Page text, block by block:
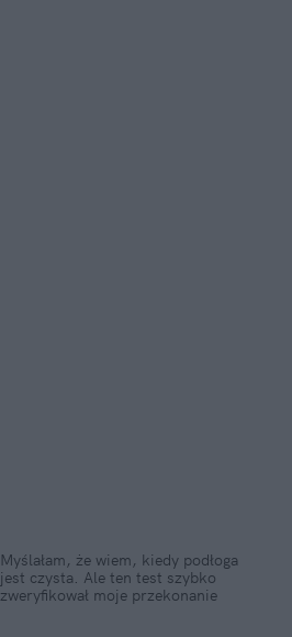
Myślałam, że wiem, kiedy podłoga
jest czysta. Ale ten test szybko
zweryfikował moje przekonanie